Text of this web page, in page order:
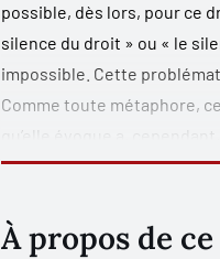
possible, dès lors, pour ce
silence du droit » ou « le
impossible. Cette
Comme toute métaphore,
qu’elle évoque a,
risques inhérents à
À propos de